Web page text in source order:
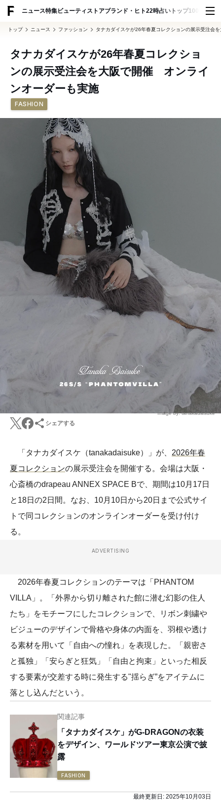
ニュース特集ビューティ ストアブランド・ヒト22時占い トップ100 スナッ
トップ ニュース ファッション タナカダイスケが26年春夏コレクションの展示受注会
タナカダイスケが26年春夏コレクショ
ンの展示受注会を大阪で開催 オンライ
ンオーダーも実施
FASHION
Image by: tanakadaisuke
シェアする
「タナカダイスケ（tanakadaisuke）」が、 2026年春
夏コレクションの展示受注会を開催する。会場は大阪・
心斎橋のdrapeau ANNEX SPACE Bで、期間は10月17日
と18日の2日間。なお、10月10日から20日まで公式サイ
トで同コレクションのオンラインオーダーを受け付け
る。
ADVERTISING
2026年春夏コレクションのテーマは「PHANTOM
VILLA」。「外界から切り離された館に潜む幻影の住人
たち」をモチーフにしたコレクションで、リボン刺繍や
ビジューのデザインで骨格や身体の内面を、羽根や透け
る素材を用いて「自由への憧れ」を表現した。「親密さ
と孤独」「安らぎと狂気」「自由と拘束」といった相反
する要素が交差する時に発生する"揺らぎ”をアイテムに
落とし込んだという。
関連記事
「タナカダイスケ」がG-DRAGONの衣装
をデザイン、ワールドツアー東京公演で披
露
FASHION
最終更新日: 2025年10月03日